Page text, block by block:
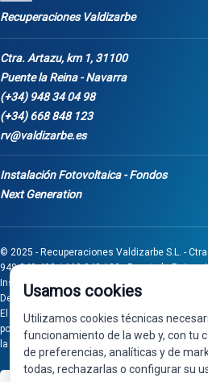
Recuperaciones Valdizarbe
Ctra. Artazu, km 1, 31100
Puente la Reina - Navarra
(+34) 948 34 04 98
(+34) 668 848 123
rv@valdizarbe.es
Instalación Fotovoltaica - Fondos
Next Generation
© 2025 - Recuperaciones Valdizarbe S.L. -
948 340 498 / 668 848 123 - Puente la Reina -
Inscrita en el Registro Mercantil de Navarra,
Desarrollado porSeintosoft
El proyecto de inversión "0011-0558-2024-
por Gobierno de Navarra al amparo de la
la inversión en pymes industriales
Usamos cookies
Utilizamos cookies técnicas
funcionamiento de la web y, con tu
de preferencias, analíticas y de
todas, rechazarlas o configurar su